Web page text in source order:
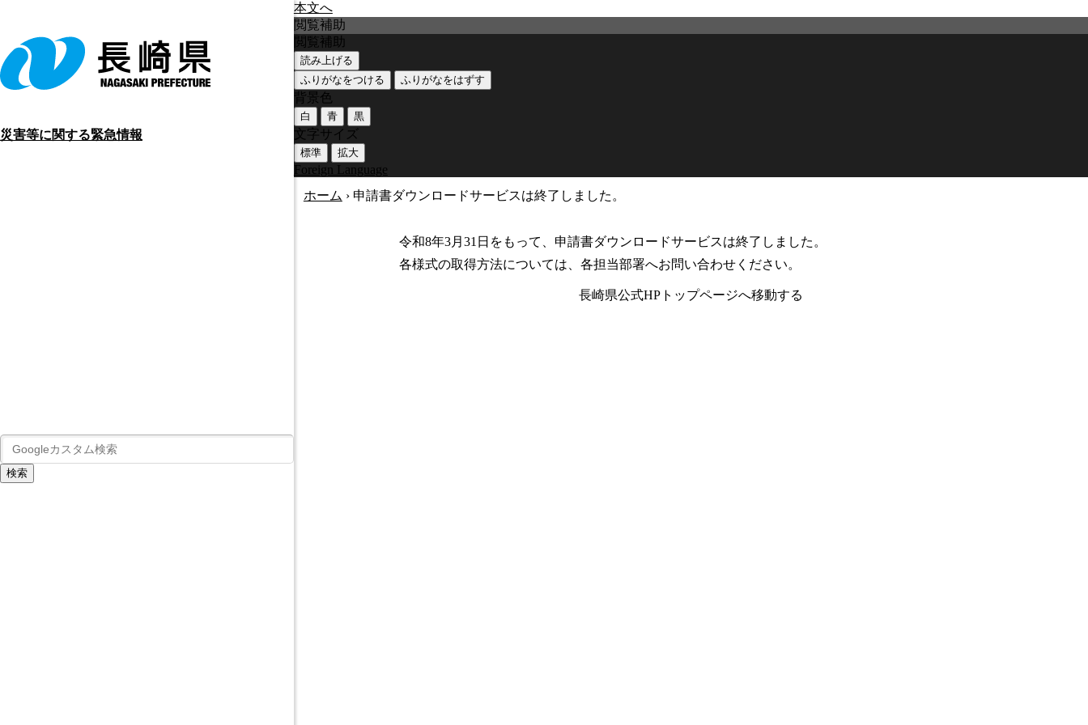
本文へ
災害等に関する緊急情報
閲覧補助
閲覧補助
読み上げる
ふりがなをつける
ふりがなをはずす
背景色
白 青 黒
文字サイズ
標準 拡大
Foreign Language
ホーム › 申請書ダウンロードサービスは終了しました。
令和8年3月31日をもって、申請書ダウンロードサービスは終了しました。
各様式の取得方法については、各担当部署へお問い合わせください。
長崎県公式HPトップページへ移動する